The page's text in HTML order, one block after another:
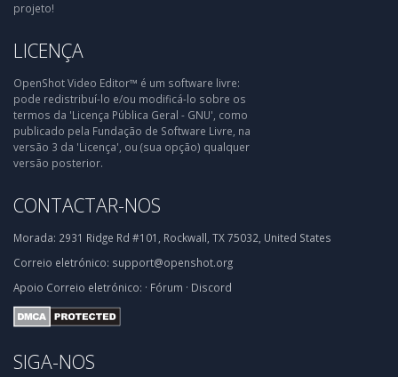
projeto!
LICENÇA
OpenShot Video Editor™ é um software livre:
pode redistribuí-lo e/ou modificá-lo sobre os
termos da 'Licença Pública Geral - GNU', como
publicado pela Fundação de Software Livre, na
versão 3 da 'Licença', ou (sua opção) qualquer
versão posterior.
CONTACTAR-NOS
Morada: 2931 Ridge Rd #101, Rockwall, TX 75032, United States
Correio eletrónico: support@openshot.org
Apoio Correio eletrónico: · Fórum · Discord
SIGA-NOS